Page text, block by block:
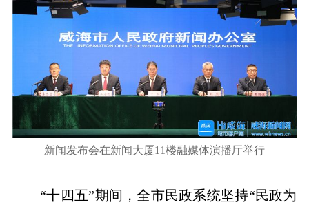
新闻发布会在新闻大厦11楼融媒体演播厅举行
“十四五”期间，全市民政系统坚持“民政为